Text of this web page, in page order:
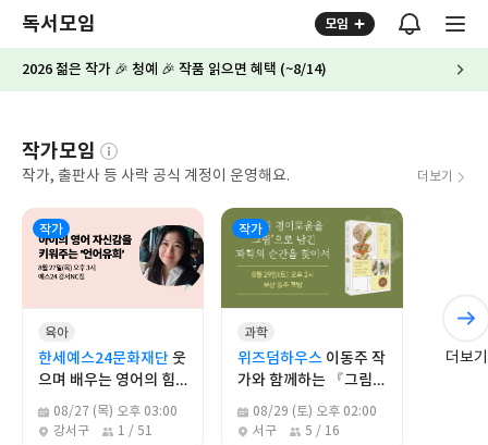
독서모임 모임
2026 젊은 작가 🎉 청예 🎉 작품 읽으면 혜택 (~8/14)
작가모임
작가, 출판사 등 사락 공식 계정이 운영해요. 더보기
작가
육아
한세예스24문화재단 웃
으며 배우는 영어의 힘:
언어유희가 만드는 영어
학습
08/27 (목) 오후 03:00
강서구
1 / 51
작가
과학
위즈덤하우스 이동주 작
가와 함께하는 『그림
그리는 과학자』 읽기
08/29 (토) 오후 02:00
서구
5 / 16
더보기